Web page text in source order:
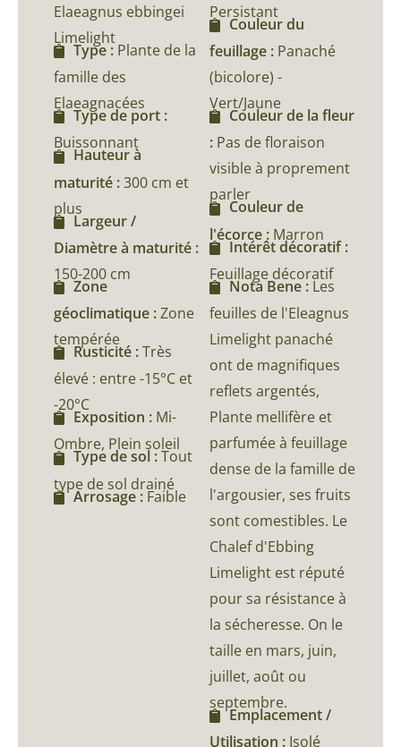
Elaeagnus ebbingei
Limelight
Type : Plante de la
famille des
Elaeagnacées
Type de port :
Buissonnant
Hauteur à
maturité :300 cm et
plus
Largeur /
Diamètre à maturité :
150-200 cm
Zone
géoclimatique :Zone
tempérée
Rusticité :Très
élevé : entre -15°C et
-20°C
Exposition : Mi-
Ombre, Plein soleil
Type de sol :Tout
type de sol drainé
Arrosage :Faible
Persistant
Couleur du
feuillage : Panaché
(bicolore) -
Vert/Jaune
Couleur de la fleur
: Pas de floraison
visible à proprement
parler
Couleur de
l'écorce : Marron
Intérêt décoratif :
Feuillage décoratif
Nota Bene : Les
feuilles de l'Eleagnus
Limelight panaché
ont de magnifiques
reflets argentés,
Plante mellifère et
parfumée à feuillage
dense de la famille de
l'argousier, ses fruits
sont comestibles. Le
Chalef d'Ebbing
Limelight est réputé
pour sa résistance à
la sécheresse. On le
taille en mars, juin,
juillet, août ou
septembre.
Emplacement /
Utilisation : Isolé